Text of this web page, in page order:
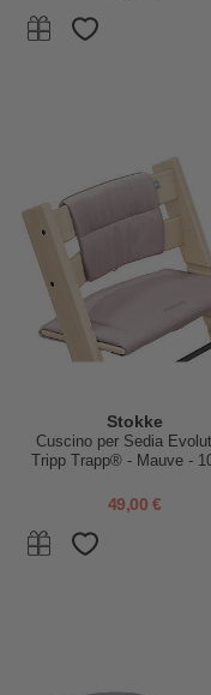
Stokke
Cuscino per Sedia
Tripp Trapp® - Mauve -
49,00 €